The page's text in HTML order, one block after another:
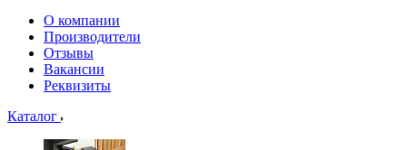
О компании
Производители
Отзывы
Вакансии
Реквизиты
Каталог